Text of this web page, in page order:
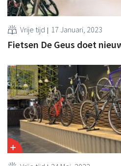
Vrije tijd 17 Januari, 2023
Fietsen De Geus doet